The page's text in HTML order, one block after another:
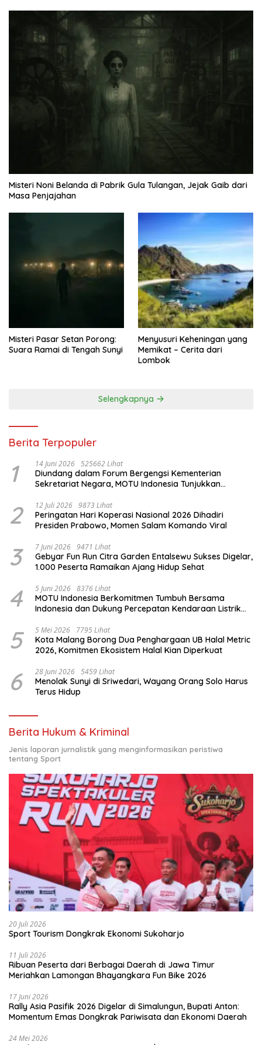
Misteri Noni Belanda di Pabrik Gula Tulangan, Jejak Gaib dari
Masa Penjajahan
Misteri Pasar Setan Porong:
Suara Ramai di Tengah Sunyi
Menyusuri Keheningan yang
Memikat – Cerita dari
Lombok
Selengkapnya
Berita Terpopuler
1 14 Juni 2026 525662 Lihat
Diundang dalam Forum Bergengsi Kementerian
Sekretariat Negara, MOTU Indonesia Tunjukkan
2 12 Juli 2026 9873 Lihat
Peringatan Hari Koperasi Nasional 2026 Dihadiri
Presiden Prabowo, Momen Salam Komando Viral
3 7 Juni 2026 9471 Lihat
Gebyar Fun Run Citra Garden Entalsewu Sukses Digelar,
1.000 Peserta Ramaikan Ajang Hidup Sehat
4 5 Juni 2026 8376 Lihat
MOTU Indonesia Berkomitmen Tumbuh Bersama
Indonesia dan Dukung Percepatan Kendaraan Listrik
5 5 Mei 2026 7795 Lihat
Kota Malang Borong Dua Penghargaan UB Halal Metric
2026, Komitmen Ekosistem Halal Kian Diperkuat
6 28 Juni 2026 5459 Lihat
Menolak Sunyi di Sriwedari, Wayang Orang Solo Harus
Terus Hidup
Berita Hukum & Kriminal
Jenis laporan jurnalistik yang menginformasikan peristiwa
tentang Sport
20 Juli 2026
Sport Tourism Dongkrak Ekonomi Sukoharjo
11 Juli 2026
Ribuan Peserta dari Berbagai Daerah di Jawa Timur
Meriahkan Lamongan Bhayangkara Fun Bike 2026
17 Juni 2026
Rally Asia Pasifik 2026 Digelar di Simalungun, Bupati Anton:
Momentum Emas Dongkrak Pariwisata dan Ekonomi Daerah
24 Mei 2026